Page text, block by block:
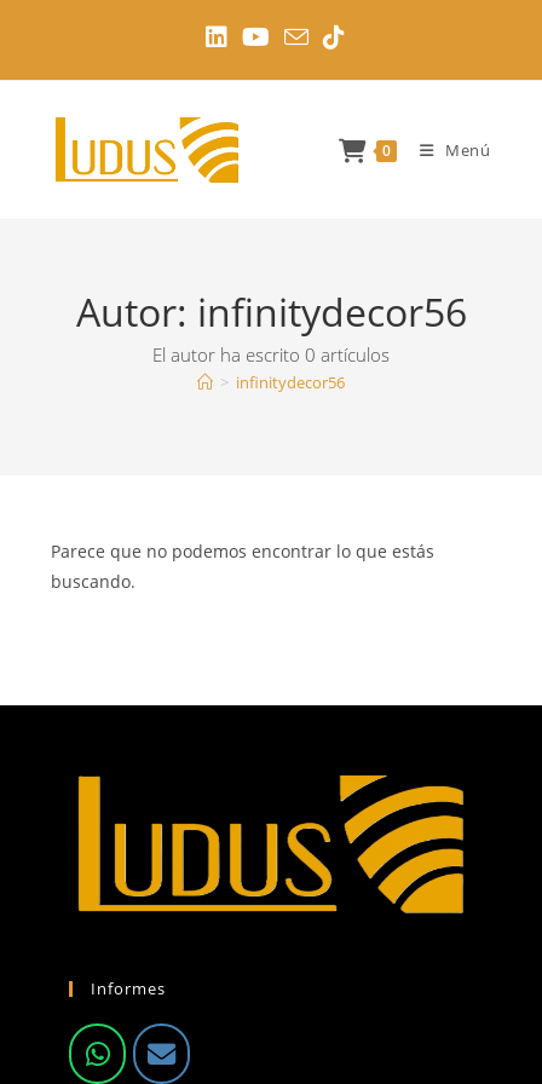
contenido
0 Menú
Autor: infinitydecor56
El autor ha escrito 0 artículos
> infinitydecor56
Parece que no podemos encontrar lo que estás
buscando.
Informes